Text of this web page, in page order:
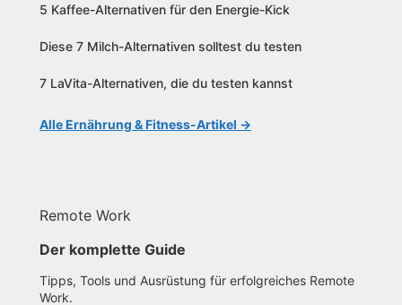
5 Kaffee-Alternativen für den Energie-Kick
Diese 7 Milch-Alternativen solltest du testen
7 LaVita-Alternativen, die du testen kannst
Alle Ernährung & Fitness-Artikel →
Remote Work
Der komplette Guide
Tipps, Tools und Ausrüstung für erfolgreiches Remote
Work.